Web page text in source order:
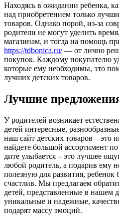
Находясь в ожидании ребенка,
над приобретением только
товаров. Однако порой, из-за
родители не могут уделить
магазинам, и тогда на помощь
https://tdbonica.ru/— от лично
покупок. Каждому покупателю
которые ему необходимы, это
лучших детских товаров.
Лучшие
У родителей возникает
детей интересные,
наш сайт детских товаров – это
найдете большой ассортимент
дите улыбается – это лучшее
любой родитель, а подарив ему
полезную для развития, ребенок
счастлив. Мы предлагаем
детей, представленные в нашем
уникальные и надежные,
подарят массу эмоций.